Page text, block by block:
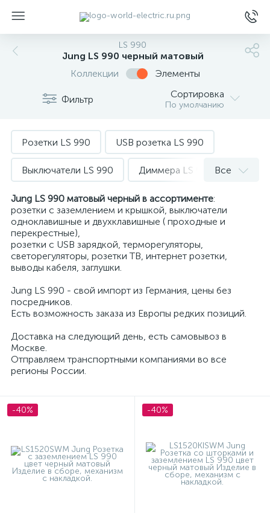
LS 990
Jung LS 990 черный матовый
Коллекции
Элементы
Фильтр Сортировка
По умолчанию
Розетки LS 990 USB розетка LS 990
Выключатели LS 990 Диммера LS 990
Терморегуляторы LS 990 TV LS 990
Телефонные розетки LS 990
Компьютерные розетки LS 990
Мультимедийные розетки LS 990
Датчики движения LS 990 Заглушки LS 990
Вывод кабеля LS 990
Все
Jung LS 990 матовый черный в ассортименте:
розетки с заземлением и крышкой, выключатели
одноклавишные и двухклавишные ( проходные и
перекрестные),
розетки с USB зарядкой, терморегуляторы,
светорегуляторы, розетки ТВ, интернет розетки,
выводы кабеля, заглушки.
Jung LS 990 - свой импорт из Германия, цены без
посредников.
Есть возможность заказа из Европы редких позиций.
Доставка на следующий день, есть самовывоз в
Москве.
Отправляем транспортными компаниями во все
регионы России.
-40% -40%